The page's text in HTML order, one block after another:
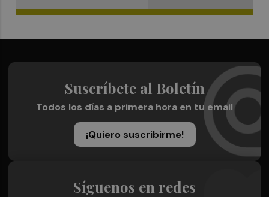
Suscríbete al Boletín
Todos los días a primera hora en tu email
¡Quiero suscribirme!
Síguenos en redes